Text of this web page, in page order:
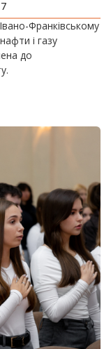
Франківському
і газу
до